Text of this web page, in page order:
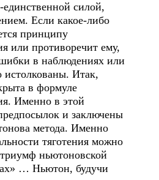
силой,
Если какое-либо
принципу
или противоречит ему,
в наблюдениях или
истолкованы. Итак,
в формуле
Именно в этой
и заключены
метода. Именно
тяготения можно
ньютоновской
… Ньютон, будучи